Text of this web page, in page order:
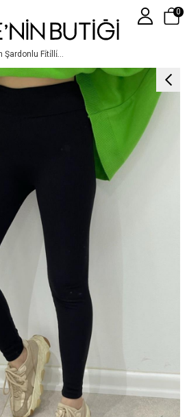
Üye Ol
0
Si̇yah Şardonlu Fi̇ti̇lli̇ Tayt